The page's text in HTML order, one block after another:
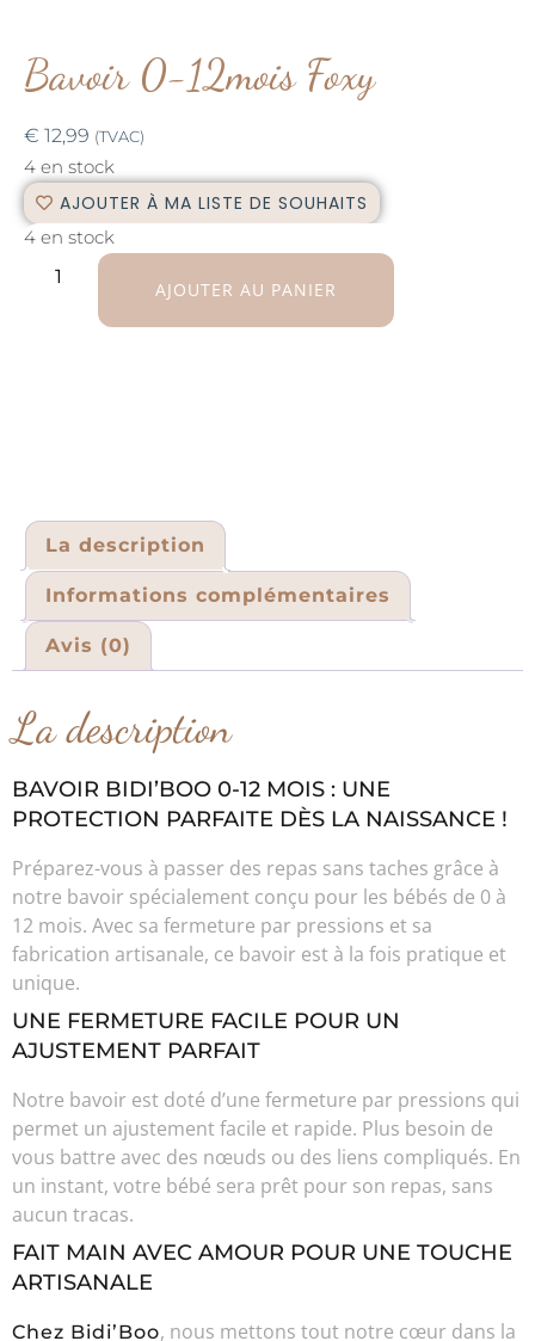
Bavoir 0-12mois Foxy
€ 12,99 (TVAC)
4 en stock
AJOUTER À MA LISTE DE SOUHAITS
4 en stock
AJOUTER AU PANIER
La description
Informations complémentaires
Avis (0)
La description
BAVOIR BIDI’BOO 0-12 MOIS : UNE
PROTECTION PARFAITE DÈS LA NAISSANCE !
Préparez-vous à passer des repas sans taches grâce à
notre bavoir spécialement conçu pour les bébés de 0 à
12 mois. Avec sa fermeture par pressions et sa
fabrication artisanale, ce bavoir est à la fois pratique et
unique.
UNE FERMETURE FACILE POUR UN
AJUSTEMENT PARFAIT
Notre bavoir est doté d’une fermeture par pressions qui
permet un ajustement facile et rapide. Plus besoin de
vous battre avec des nœuds ou des liens compliqués. En
un instant, votre bébé sera prêt pour son repas, sans
aucun tracas.
FAIT MAIN AVEC AMOUR POUR UNE TOUCHE
ARTISANALE
Chez Bidi’Boo, nous mettons tout notre cœur dans la